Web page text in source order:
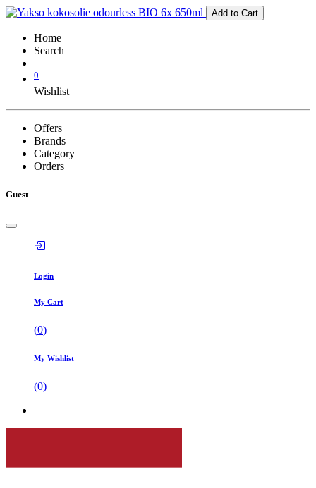
Add to Cart
Home
Search
0
Wishlist
Offers
Brands
Category
Orders
Guest
Login
My Cart
(0)
My Wishlist
(0)